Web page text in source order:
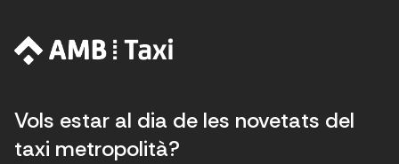
Vols estar al dia de les novetats del
taxi metropolità?